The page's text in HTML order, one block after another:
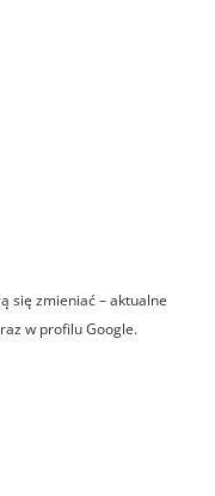
się zmieniać – aktualne
w profilu Google.